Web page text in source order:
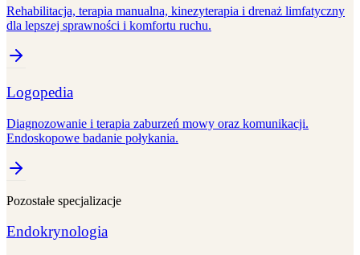
Rehabilitacja, terapia manualna, kinezyterapia i drenaż limfatyczny
dla lepszej sprawności i komfortu ruchu.
Logopedia
Diagnozowanie i terapia zaburzeń mowy oraz komunikacji.
Endoskopowe badanie połykania.
Pozostałe specjalizacje
Endokrynologia